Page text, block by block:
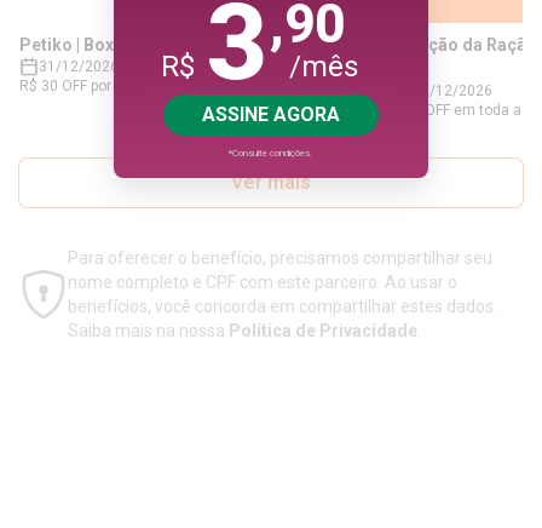
Petiko | Box para pets
31/12/2026
R$ 30 OFF por mês + BOX Extra + Comedouro Gira
Gira + Tapete de Lamber para sócios do Clube, válido
em assinaturas semestrais ou anuais.
Estação da
31/12/2026
15% OFF em toda a
e 10% OFF em
desconto, clique em
Ver mais
Para oferecer o benefício, precisamos compartilhar seu
nome completo e CPF com este parceiro. Ao usar o
benefícios, você concorda em compartilhar estes dados.
Saiba mais na nossa Política de Privacidade